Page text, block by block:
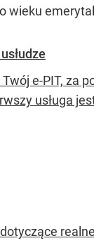
wieku
Twój e-PIT,
usługa